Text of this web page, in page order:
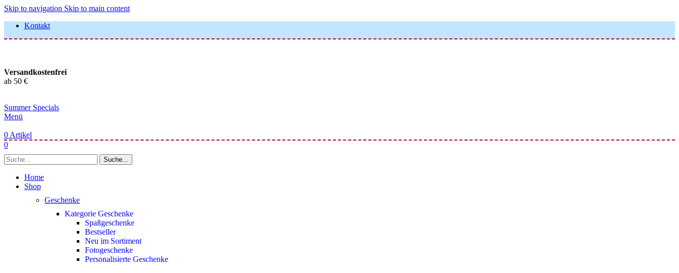
Skip to navigation Skip to main content
Kontakt
Versandkostenfrei
ab 50 €
Summer Specials
Menü
0 Artikel
0
Suche...
Home
Shop
Geschenke
Kategorie Geschenke
Spaßgeschenke
Bestseller
Neu im Sortiment
Fotogeschenke
Personalisierte Geschenke